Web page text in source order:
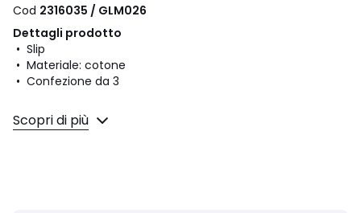
Cod 2316035 / GLM026
Dettagli prodotto
• Slip
• Materiale: cotone
• Confezione da 3
Composizione e Manutenzione
• 95% cotone, 5% elastan
Scopri di più